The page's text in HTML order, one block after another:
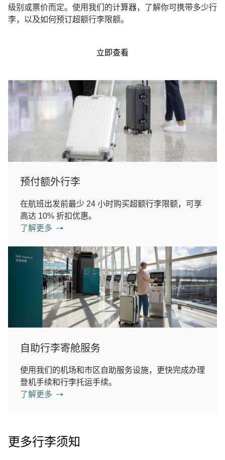
级别或票价而定。使用我们的计算器，了解你可携带多少行
李，以及如何预订超额行李限额。
立即查看
预付额外行李
在航班出发前最少 24 小时购买超额行李限额，可享
高达 10% 折扣优惠。
了解更多
自助行李寄舱服务
使用我们的机场和市区自助服务设施，更快完成办理
登机手续和行李托运手续。
了解更多
更多行李须知